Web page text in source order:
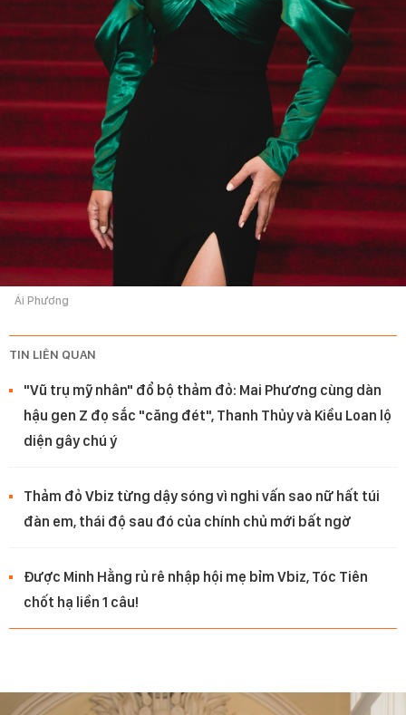
Ái Phương
TIN LIÊN QUAN
"Vũ trụ mỹ nhân" đổ bộ thảm đỏ: Mai Phương cùng dàn
hậu gen Z đọ sắc "căng đét", Thanh Thủy và Kiều Loan lộ
diện gây chú ý
Thảm đỏ Vbiz từng dậy sóng vì nghi vấn sao nữ hất túi
đàn em, thái độ sau đó của chính chủ mới bất ngờ
Được Minh Hằng rủ rê nhập hội mẹ bỉm Vbiz, Tóc Tiên
chốt hạ liền 1 câu!